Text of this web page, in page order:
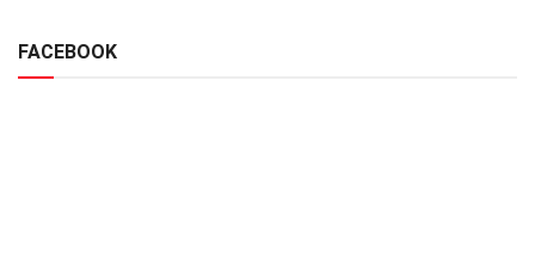
FACEBOOK